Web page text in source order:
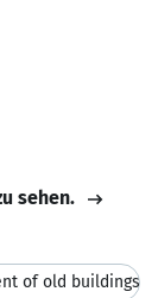
sehen.
of old buildings